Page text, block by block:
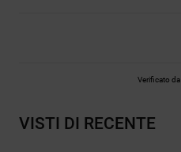
Verificato da
VISTI DI RECENTE